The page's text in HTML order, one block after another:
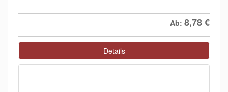
Ab: 8,78€
Details